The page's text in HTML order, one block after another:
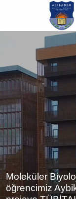
atla
Moleküler
öğrencimiz